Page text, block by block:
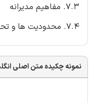
7.3. مفاهیم مدیرانه
7.4. محدودیت ها و تحقیقات آتی
نمونه چکیده متن اصلی